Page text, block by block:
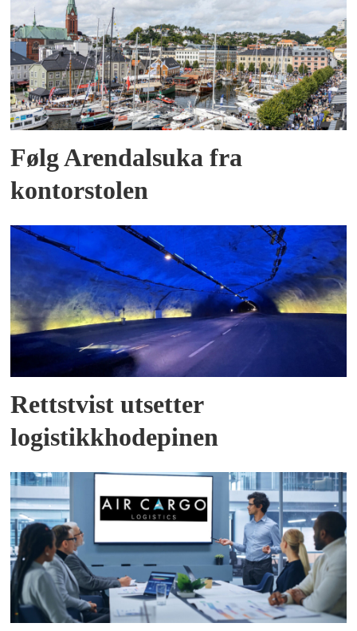
Følg Arendalsuka fra
kontorstolen
Rettstvist utsetter
logistikkhodepinen